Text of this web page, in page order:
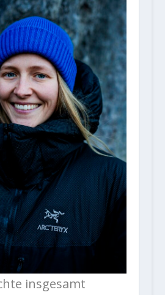
insgesamt